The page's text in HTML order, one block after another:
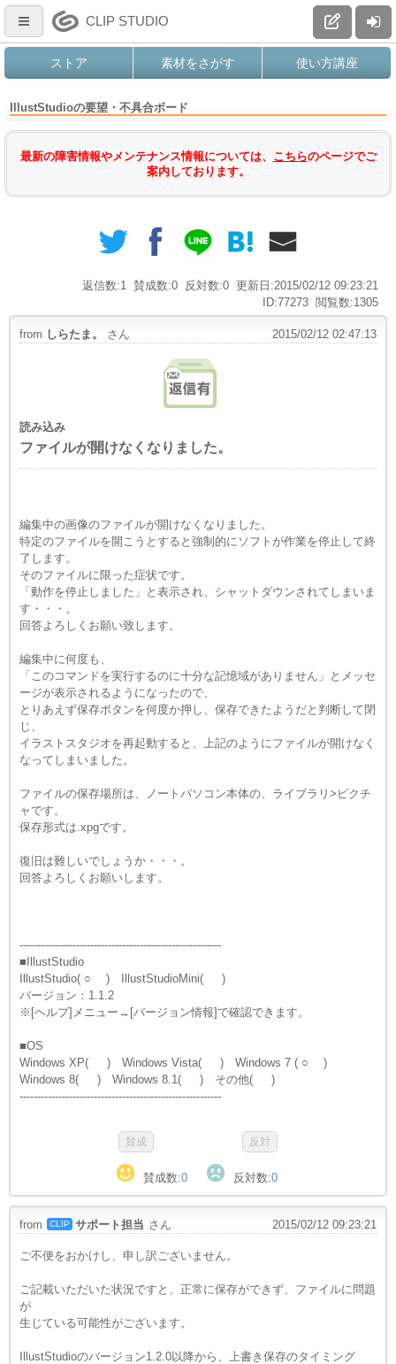
CLIP STUDIO
ストア 素材をさがす 使い方講座
IllustStudioの要望・不具合ボード
最新の障害情報やメンテナンス情報については、 こちらのページでご
案内しております。
更新日:2015/02/12 09:23:21
反対数:0
賛成数:0
返信数:1
閲覧数:1305
ID:77273
from しらたま。 さん 2015/02/12 02:47:13
読み込み
ファイルが開けなくなりました。
編集中の画像のファイルが開けなくなりました。
特定のファイルを開こうとすると強制的にソフトが作業を停止して終
了します。
そのファイルに限った症状です。
「動作を停止しました」と表示され、シャットダウンされてしまいま
す・・・。
回答よろしくお願い致します。
編集中に何度も、
「このコマンドを実行するのに十分な記憶域がありません」とメッセ
ージが表示されるようになったので、
とりあえず保存ボタンを何度か押し、保存できたようだと判断して閉
じ、
イラストスタジオを再起動すると、上記のようにファイルが開けなく
なってしまいました。
ファイルの保存場所は、ノートパソコン本体の、ライブラリ>ピクチ
ャです。
保存形式は.xpgです。
復旧は難しいでしょうか・・・。
回答よろしくお願いします。
---------------------------------------------------------
■IllustStudio
IllustStudio( ○ ) IllustStudioMini( )
バージョン：1.1.2
※[ヘルプ]メニュー→[バージョン情報]で確認できます。
■OS
Windows XP( ) Windows Vista( ) Windows 7 ( ○ )
Windows 8( ) Windows 8.1( ) その他( )
---------------------------------------------------------
賛成数:0 反対数:0
from CLIP サポート担当 さん 2015/02/12 09:23:21
ご不便をおかけし、申し訳ございません。
ご記載いただいた状況ですと、正常に保存ができず、ファイルに問題
が
生じている可能性がございます。
IllustStudioのバージョン1.2.0以降から、上書き保存のタイミング